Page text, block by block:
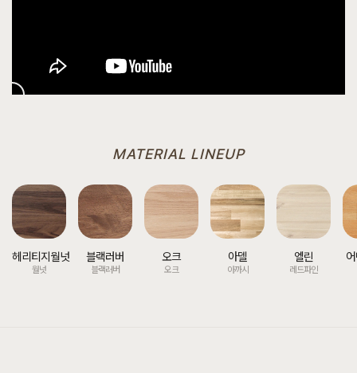
MATERIAL LINEUP
헤리티지월넛
월넛
블랙러버
블랙러버
오크
오크
아델
아까시
엘린
레드파인